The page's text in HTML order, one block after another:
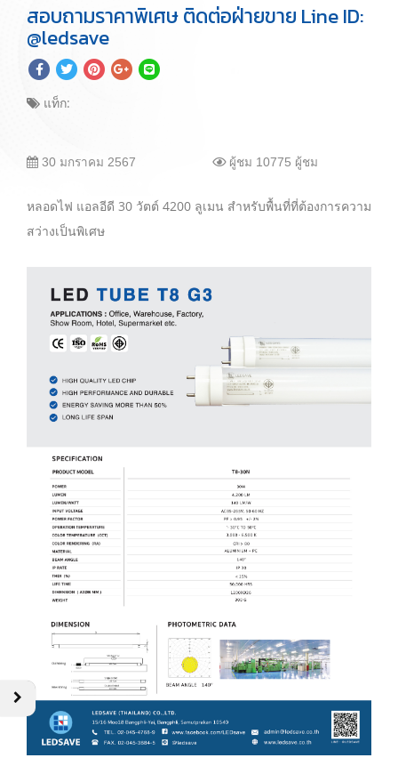
สอบถามราคาพิเศษ ติดต่อฝ่ายขาย Line ID:
@ledsave
แท็ก:
30 มกราคม 2567 ผู้ชม 10775 ผู้ชม
หลอดไฟ แอลอีดี 30 วัตต์ 4200 ลูเมน สำหรับพื้นที่ที่ต้องการความ
สว่างเป็นพิเศษ